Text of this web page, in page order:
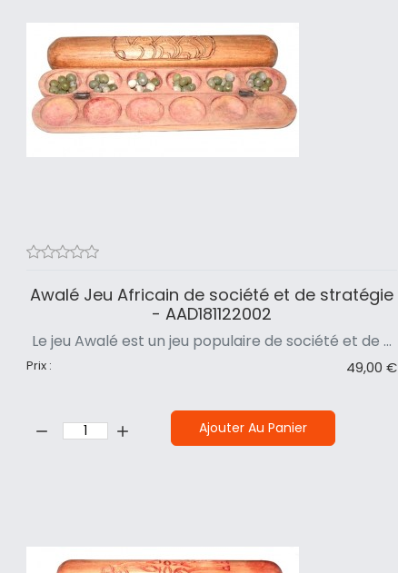
Awalé Jeu Africain de société et de stratégie
- AAD181122002
Le jeu Awalé est un jeu populaire de société et de ...
Prix : 49,00 €
Quantité: Ajouter Au Panier